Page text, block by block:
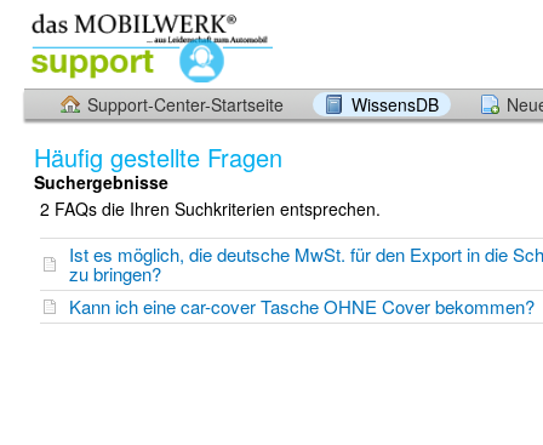
Support-Center-Startseite WissensDB
Häufig gestellte Fragen
Suchergebnisse
2 FAQs die Ihren Suchkriterien entsprechen.
Ist es möglich, die deutsche MwSt. für den Export in die
zu bringen?
Kann ich eine car-cover Tasche OHNE Cover bekommen?